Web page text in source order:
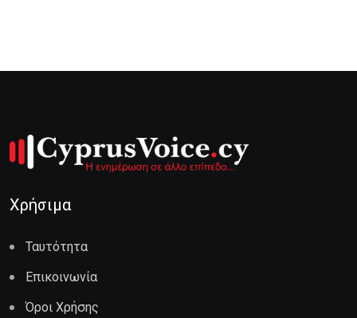
Χρήσιμα
Ταυτότητα
Επικοινωνία
Όροι Χρήσης